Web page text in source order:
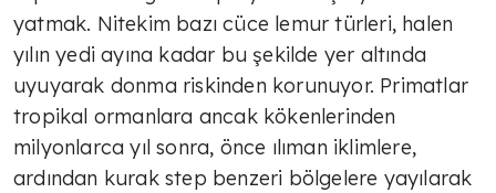
yatmak. Nitekim bazı cüce lemur türleri, halen
yılın yedi ayına kadar bu şekilde yer altında
uyuyarak donma riskinden korunuyor. Primatlar
tropikal ormanlara ancak kökenlerinden
milyonlarca yıl sonra, önce ılıman iklimlere,
ardından kurak step benzeri bölgelere yayılarak